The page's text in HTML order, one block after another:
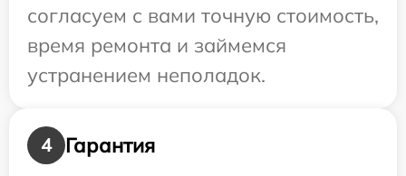
согласуем с вами точную стоимость,
время ремонта и займемся
устранением неполадок.
4
Гарантия